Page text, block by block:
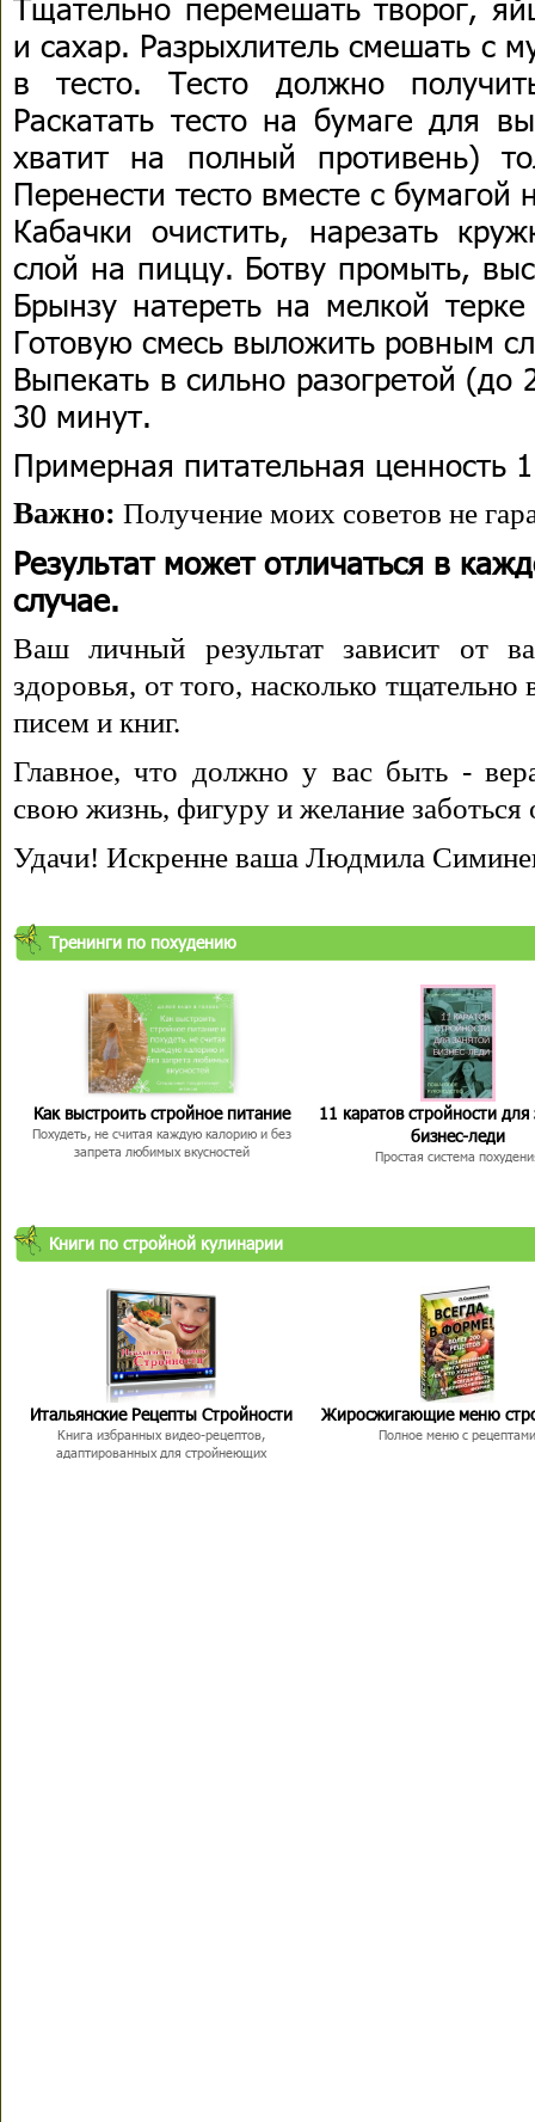
и сахар. Разрыхлитель смешать с
в тесто. Тесто должно
Раскатать тесто на бумаге для
хватит на полный противень)
Перенести тесто вместе с бумагой
Кабачки очистить, нарезать
слой на пиццу. Ботву промыть,
Брынзу натереть на мелкой
Готовую смесь выложить ровным
Выпекать в сильно разогретой (до
30 минут.
Примерная питательная ценность
Важно: Получение моих советов не
Результат может отличаться в
случае.
Ваш личный результат зависит от
здоровья, от того, насколько
писем и книг.
Главное, что должно у вас быть -
свою жизнь, фигуру и желание заботься
Удачи! Искренне ваша Людмила
Тренинги по похудению
Как выстроить стройное питание
Похудеть, не считая каждую калорию и без
запрета любимых вкусностей
11 каратов стройности для
бизнес-леди
Простая система
Книги по стройной кулинарии
Итальянские Рецепты Стройности
Книга избранных видео-рецептов,
адаптированных для стройнеющих
Жиросжигающие меню
Полное меню с рецептами